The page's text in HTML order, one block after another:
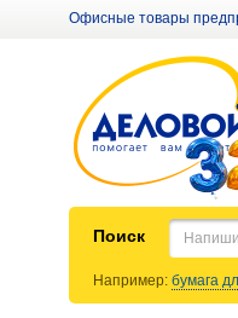
Офисные товары
Поиск
Например: бумага